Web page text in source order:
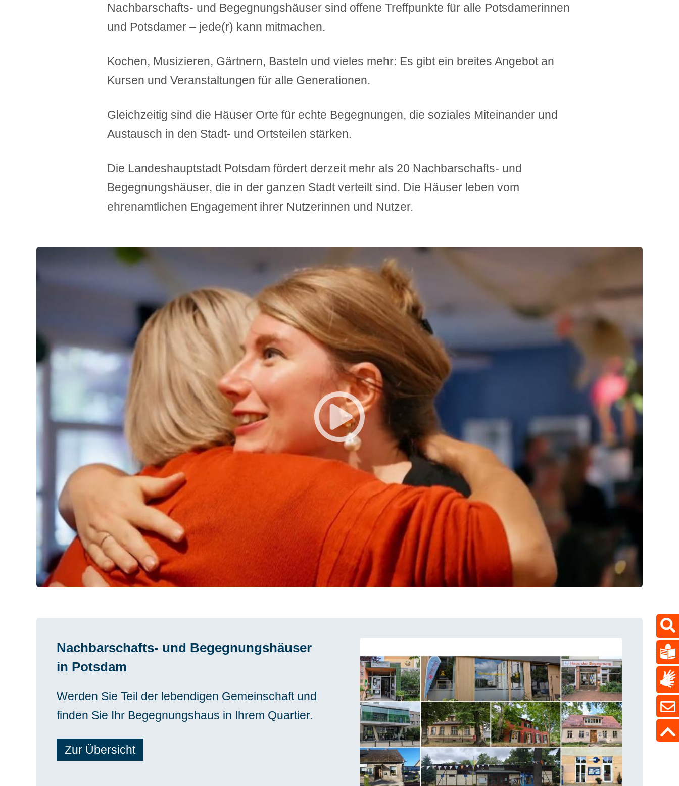
Nachbarschafts- und Begegnungshäuser sind offene Treffpunkte für alle Potsdamerinnen
und Potsdamer – jede(r) kann mitmachen.
Kochen, Musizieren, Gärtnern, Basteln und vieles mehr: Es gibt ein breites Angebot an
Kursen und Veranstaltungen für alle Generationen.
Gleichzeitig sind die Häuser Orte für echte Begegnungen, die soziales Miteinander und
Austausch in den Stadt- und Ortsteilen stärken.​
Die Landeshauptstadt Potsdam fördert derzeit mehr als 20 Nachbarschafts- und
Begegnungshäuser, die in der ganzen Stadt verteilt sind. Die Häuser leben vom
ehrenamtlichen Engagement ihrer Nutzerinnen und Nutzer. ​
party
YOUTUBE-INHALT LADEN YOUTUBE-INHALT IMMER LADEN
Nachbarschafts- und Begegnungshäuser
in Potsdam
Werden Sie Teil der lebendigen Gemeinschaft und
finden Sie Ihr Begegnungshaus in Ihrem Quartier.
Zur Übersicht